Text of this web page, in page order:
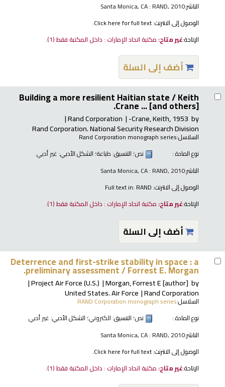
الناشر:Santa Monica, CA : RAND, 2010
الوصول إلى الانترنت:Click here for full text.
الإتاحة:غير متاح: مكتبة اتحاد الإمارات : داخل المكتبة فقط(1).
أضف إلى السلة
Building a more resilient Haitian state /Keith
Crane ... [and others].
by
Crane, Keith, 1953-
Rand Corporation
Rand Corporation. National Security Research Division
السلاسل:Rand Corporation monograph series
نوع المادة :
نص؛ التنسيق: طباعة؛ الشكل الأدبي: غير أدبي
الناشر:Santa Monica, CA : RAND, 2010
الوصول إلى الانترنت: Full text in: RAND
الإتاحة:غير متاح: مكتبة اتحاد الإمارات : داخل المكتبة فقط(1).
أضف إلى السلة
Deterrence and first-strike stability in space : a
preliminary assessment /Forrest E. Morgan.
by
Morgan, Forrest E[author]
Project Air Force (U.S.)
Rand Corporation
United States. Air Force
السلاسل:RAND Corporation monograph series
نوع المادة :
نص؛ التنسيق: الكتروني؛ الشكل الأدبي: غير أدبي
الناشر:Santa Monica, CA : RAND, 2010
الوصول إلى الانترنت:Click here for full text.
الإتاحة:غير متاح: مكتبة اتحاد الإمارات : داخل المكتبة فقط(1).